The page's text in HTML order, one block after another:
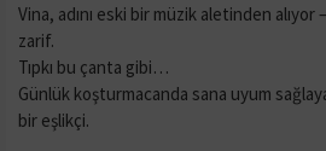
Vina, adını eski bir müzik aletinden
zarif.
Tıpkı bu çanta gibi…
Günlük koşturmacanda sana uyum
bir eşlikçi.